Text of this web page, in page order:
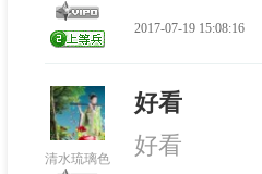
2017-07-19 15:08:16
清水琉璃色
好看
好看